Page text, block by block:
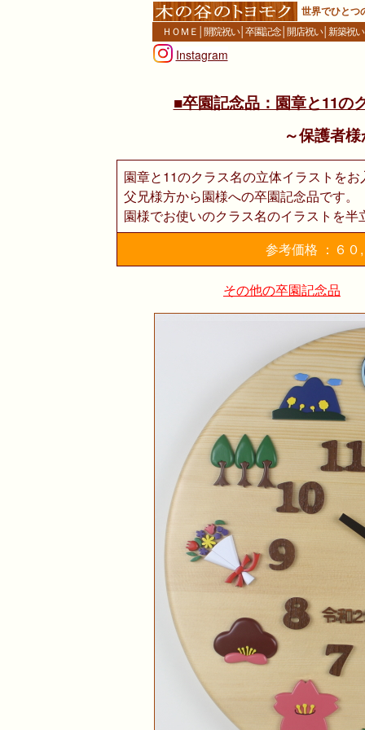
世界でひとつ
ＨＯＭＥ │開院祝い│卒園記念│開店祝い│新築祝い
Instagram
■卒園記念品：園章と11の
～保護者
園章と11のクラス名の立体イラストを
父兄様方から園様への卒園記念品です。
園様でお使いのクラス名のイラストを
参考価格 ：６
その他の卒園記念品